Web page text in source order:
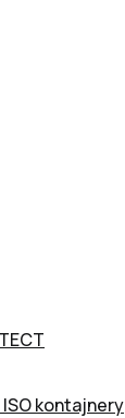
kontajnery